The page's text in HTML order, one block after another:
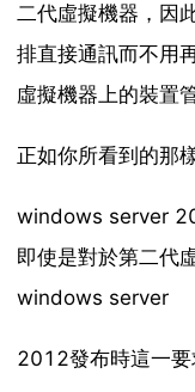
二代虛擬機器，因
排直接通訊而不用
虛擬機器上的裝置
正如你所看到的那
windows server
即使是對於第二代
windows server
2012發布時這一要